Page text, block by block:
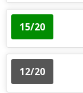
15/20
12/20